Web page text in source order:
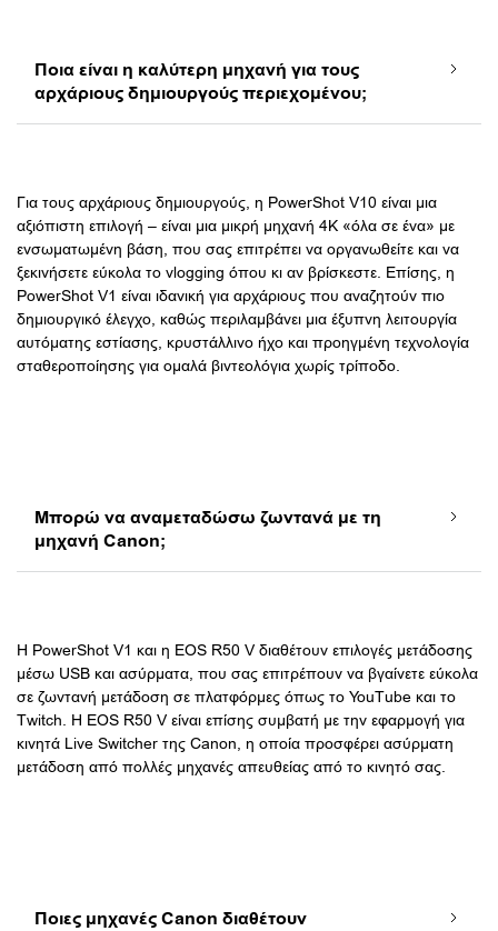
Ποια είναι η καλύτερη μηχανή για τους
αρχάριους δημιουργούς περιεχομένου;
Για τους αρχάριους δημιουργούς, η PowerShot V10 είναι μια
αξιόπιστη επιλογή – είναι μια μικρή μηχανή 4Κ «όλα σε ένα» με
ενσωματωμένη βάση, που σας επιτρέπει να οργανωθείτε και να
ξεκινήσετε εύκολα το vlogging όπου κι αν βρίσκεστε. Επίσης, η
PowerShot V1 είναι ιδανική για αρχάριους που αναζητούν πιο
δημιουργικό έλεγχο, καθώς περιλαμβάνει μια έξυπνη λειτουργία
αυτόματης εστίασης, κρυστάλλινο ήχο και προηγμένη τεχνολογία
σταθεροποίησης για ομαλά βιντεολόγια χωρίς τρίποδο.
Μπορώ να αναμεταδώσω ζωντανά με τη
μηχανή Canon;
Η PowerShot V1 και η EOS R50 V διαθέτουν επιλογές μετάδοσης
μέσω USB και ασύρματα, που σας επιτρέπουν να βγαίνετε εύκολα
σε ζωντανή μετάδοση σε πλατφόρμες όπως το YouTube και το
Twitch. Η EOS R50 V είναι επίσης συμβατή με την εφαρμογή για
κινητά Live Switcher της Canon, η οποία προσφέρει ασύρματη
μετάδοση από πολλές μηχανές απευθείας από το κινητό σας.
Ποιες μηχανές Canon διαθέτουν